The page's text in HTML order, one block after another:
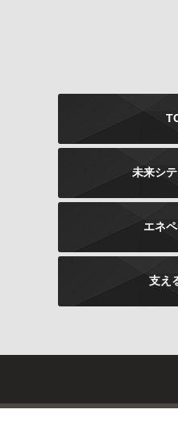
未来シ
エネ
支え